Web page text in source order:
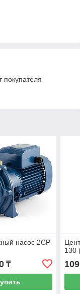
покупателя
насос 2СР
₸
130